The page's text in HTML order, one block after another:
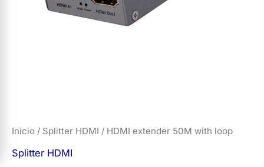
Inicio / Splitter HDMI / HDMI extender 50M with loop
Splitter HDMI